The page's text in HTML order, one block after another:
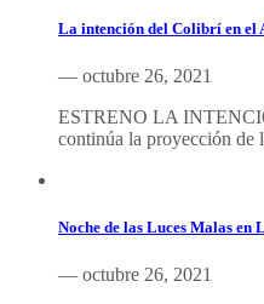
La intención del Colibrí en el
— octubre 26, 2021
ESTRENO LA
continúa la proyección de
Noche de las Luces Malas en
— octubre 26, 2021